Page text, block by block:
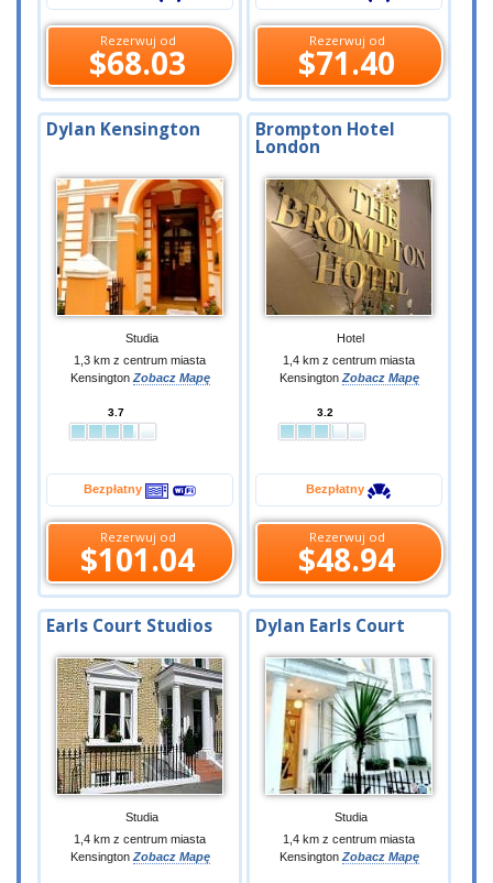
Rezerwuj od
$68.03
Rezerwuj od
$71.40
Dylan Kensington
Studia
1,3 km z centrum miasta
Kensington Zobacz Mapę
3.7
Bezpłatny
Rezerwuj od
$101.04
Brompton Hotel
London
Hotel
1,4 km z centrum miasta
Kensington Zobacz Mapę
3.2
Bezpłatny
Rezerwuj od
$48.94
Earls Court Studios
Studia
1,4 km z centrum miasta
Kensington Zobacz Mapę
Dylan Earls Court
Studia
1,4 km z centrum miasta
Kensington Zobacz Mapę